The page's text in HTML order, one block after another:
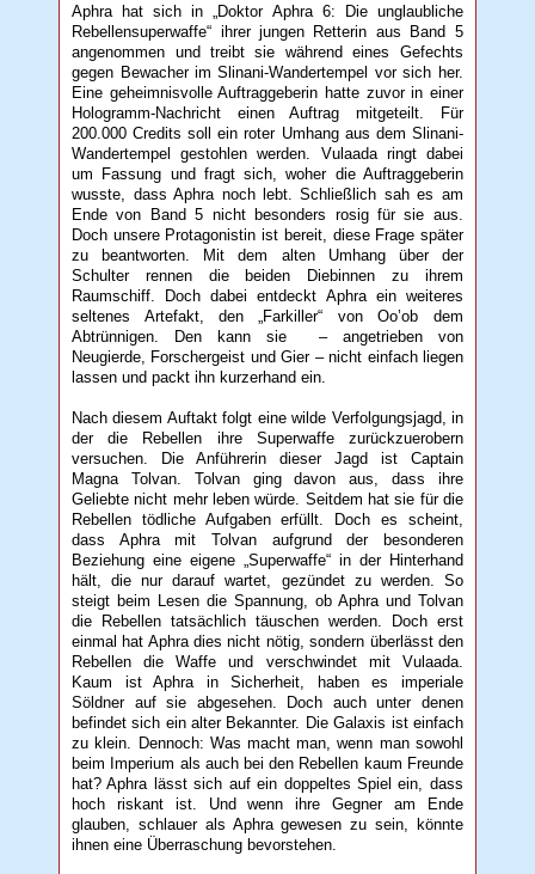
Aphra hat sich in „Doktor Aphra 6: Die unglaubliche
Rebellensuperwaffe“ ihrer jungen Retterin aus Band 5
angenommen und treibt sie während eines Gefechts
gegen Bewacher im Slinani-Wandertempel vor sich her.
Eine geheimnisvolle Auftraggeberin hatte zuvor in einer
Hologramm-Nachricht einen Auftrag mitgeteilt. Für
200.000 Credits soll ein roter Umhang aus dem Slinani-
Wandertempel gestohlen werden. Vulaada ringt dabei
um Fassung und fragt sich, woher die Auftraggeberin
wusste, dass Aphra noch lebt. Schließlich sah es am
Ende von Band 5 nicht besonders rosig für sie aus.
Doch unsere Protagonistin ist bereit, diese Frage später
zu beantworten. Mit dem alten Umhang über der
Schulter rennen die beiden Diebinnen zu ihrem
Raumschiff. Doch dabei entdeckt Aphra ein weiteres
seltenes Artefakt, den „Farkiller“ von Oo’ob dem
Abtrünnigen. Den kann sie – angetrieben von
Neugierde, Forschergeist und Gier – nicht einfach liegen
lassen und packt ihn kurzerhand ein.
Nach diesem Auftakt folgt eine wilde Verfolgungsjagd, in
der die Rebellen ihre Superwaffe zurückzuerobern
versuchen. Die Anführerin dieser Jagd ist Captain
Magna Tolvan. Tolvan ging davon aus, dass ihre
Geliebte nicht mehr leben würde. Seitdem hat sie für die
Rebellen tödliche Aufgaben erfüllt. Doch es scheint,
dass Aphra mit Tolvan aufgrund der besonderen
Beziehung eine eigene „Superwaffe“ in der Hinterhand
hält, die nur darauf wartet, gezündet zu werden. So
steigt beim Lesen die Spannung, ob Aphra und Tolvan
die Rebellen tatsächlich täuschen werden. Doch erst
einmal hat Aphra dies nicht nötig, sondern überlässt den
Rebellen die Waffe und verschwindet mit Vulaada.
Kaum ist Aphra in Sicherheit, haben es imperiale
Söldner auf sie abgesehen. Doch auch unter denen
befindet sich ein alter Bekannter. Die Galaxis ist einfach
zu klein. Dennoch: Was macht man, wenn man sowohl
beim Imperium als auch bei den Rebellen kaum Freunde
hat? Aphra lässt sich auf ein doppeltes Spiel ein, dass
hoch riskant ist. Und wenn ihre Gegner am Ende
glauben, schlauer als Aphra gewesen zu sein, könnte
ihnen eine Überraschung bevorstehen.